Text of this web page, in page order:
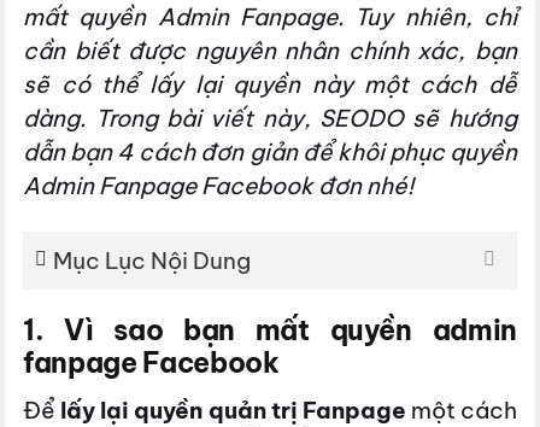
mất quyền Admin Fanpage. Tuy nhiên, chỉ
cần biết được nguyên nhân chính xác, bạn
sẽ có thể lấy lại quyền này một cách dễ
dàng. Trong bài viết này, SEODO sẽ hướng
dẫn bạn 4 cách đơn giản để khôi phục quyền
Admin Fanpage Facebook đơn nhé!
Mục Lục Nội Dung
1. Vì sao bạn mất quyền admin
fanpage Facebook
Để lấy lại quyền quản trị Fanpage một cách